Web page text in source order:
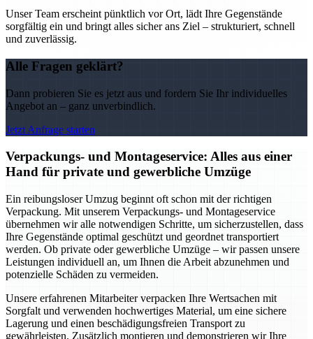
Unser Team erscheint pünktlich vor Ort, lädt Ihre Gegenstände
sorgfältig ein und bringt alles sicher ans Ziel – strukturiert, schnell
und zuverlässig.
Alle Fragen geklärt?
Dann probieren Sie es jetzt aus und fordern Sie Ihr individuelles
Angebot an – ganz unverbindlich.
Jetzt Anfrage starten
Verpackungs- und Montageservice: Alles aus einer
Hand für private und gewerbliche Umzüge
Ein reibungsloser Umzug beginnt oft schon mit der richtigen
Verpackung. Mit unserem Verpackungs- und Montageservice
übernehmen wir alle notwendigen Schritte, um sicherzustellen, dass
Ihre Gegenstände optimal geschützt und geordnet transportiert
werden. Ob private oder gewerbliche Umzüge – wir passen unsere
Leistungen individuell an, um Ihnen die Arbeit abzunehmen und
potenzielle Schäden zu vermeiden.
Unsere erfahrenen Mitarbeiter verpacken Ihre Wertsachen mit
Sorgfalt und verwenden hochwertiges Material, um eine sichere
Lagerung und einen beschädigungsfreien Transport zu
gewährleisten. Zusätzlich montieren und demonstrieren wir Ihre